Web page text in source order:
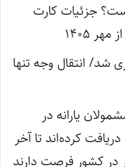
جزئیات کارت
۱۴۰۵
شد/ انتقال وجه تنها
یارانه در
کرده‌اند تا آخر
در کشور فرصت دارند